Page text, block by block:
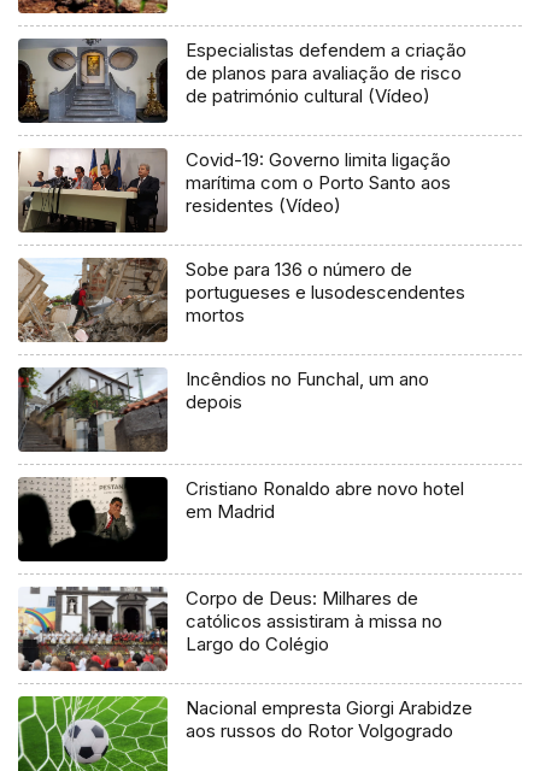
Especialistas defendem a criação
de planos para avaliação de risco
de património cultural (Vídeo)
Covid-19: Governo limita ligação
marítima com o Porto Santo aos
residentes (Vídeo)
Sobe para 136 o número de
portugueses e lusodescendentes
mortos
Incêndios no Funchal, um ano
depois
Cristiano Ronaldo abre novo hotel
em Madrid
Corpo de Deus: Milhares de
católicos assistiram à missa no
Largo do Colégio
Nacional empresta Giorgi Arabidze
aos russos do Rotor Volgogrado